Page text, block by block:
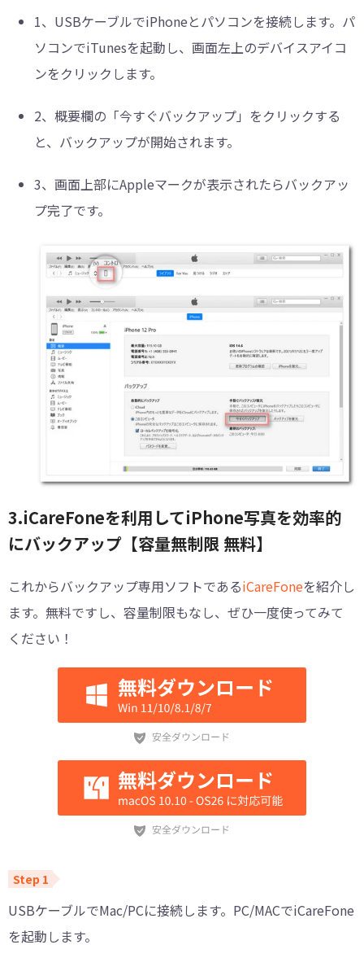
1、 USBケーブルでiPhoneとパソコンを接続します。パ
ソコンでiTunesを起動し、画面左上のデバイスアイコ
ンをクリックします。
2、 概要欄の「今すぐバックアップ」をクリックする
と、バックアップが開始されます。
3、 画面上部にAppleマークが表示されたらバックアッ
プ完了です。
3.iCareFoneを利用してiPhone写真を効率的
にバックアップ【容量無制限 無料】
これからバックアップ専用ソフトであるiCareFoneを紹介し
ます。無料ですし、容量制限もなし、ぜひ一度使ってみて
ください！
USBケーブルでMac/PCに接続します。PC/MACでiCareFone
を起動します。